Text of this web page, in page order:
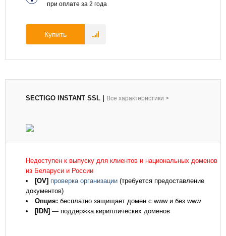
при оплате за 2 года
Купить
SECTIGO INSTANT SSL Все характеристики >
Недоступен к выпуску для клиентов и национальных доменов
из Беларуси и России
[OV] проверка организации (требуется предоставление
документов)
Опция: бесплатно защищает домен с www и без www
[IDN] — поддержка кириллических доменов